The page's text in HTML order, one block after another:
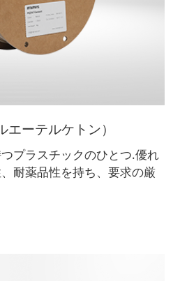
ーテルケトン）
プラスチックのひとつ.優れ
耐薬品性を持ち、要求の厳